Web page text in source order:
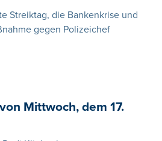
Streiktag, die Bankenkrise und
gegen Polizeichef
Mittwoch, dem 17.